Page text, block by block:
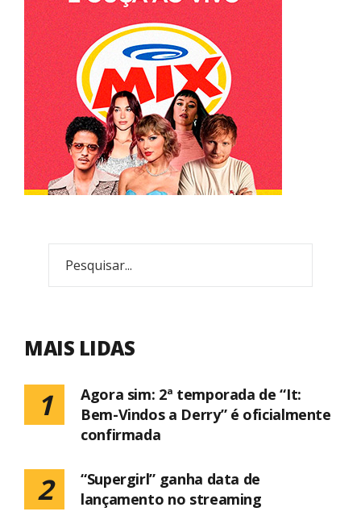
MAIS LIDAS
1
Agora sim: 2ª temporada de “It:
Bem-Vindos a Derry” é oficialmente
confirmada
2
“Supergirl” ganha data de
lançamento no streaming